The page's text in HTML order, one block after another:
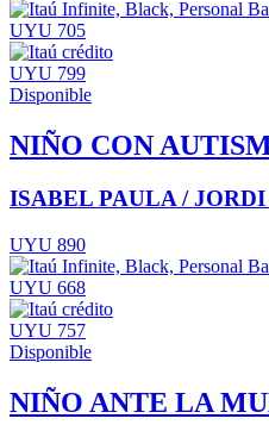
UYU 705
UYU 799
Disponible
NIÑO CON
ISABEL PAULA /
UYU 890
UYU 668
UYU 757
Disponible
NIÑO ANTE LA